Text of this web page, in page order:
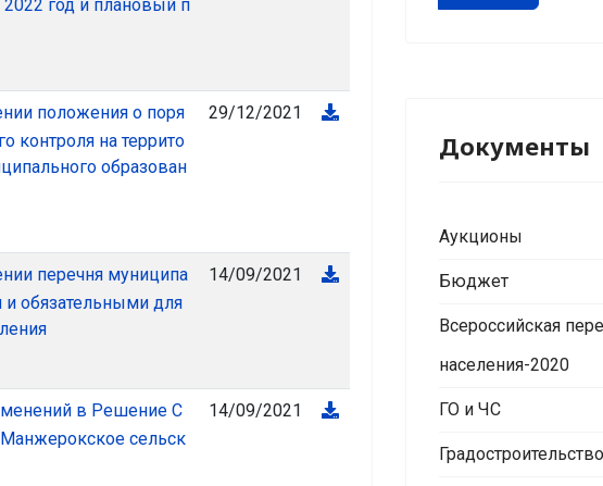
год и плановый п
положения о поря
контроля на террито
образован
29/12/2021
перечня муниципа
обязательными для
14/09/2021
в Решение С
сельск
14/09/2021
Документы
Аукционы
Бюджет
Всероссийская
населения-2020
ГО и ЧС
Градостроительство